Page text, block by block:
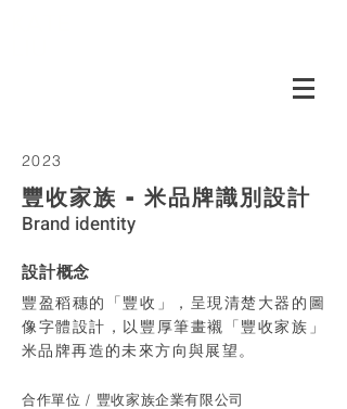
2023
豐收家族 - 米品牌識別設計
Brand identity
設計概念
豐盈稻穗的「豐收」，呈現清楚大器的圖
像字體設計，以豐厚筆畫襯「豐收家族」
米品牌再造的未來方向與展望。
合作單位 / 豐收家族企業有限公司